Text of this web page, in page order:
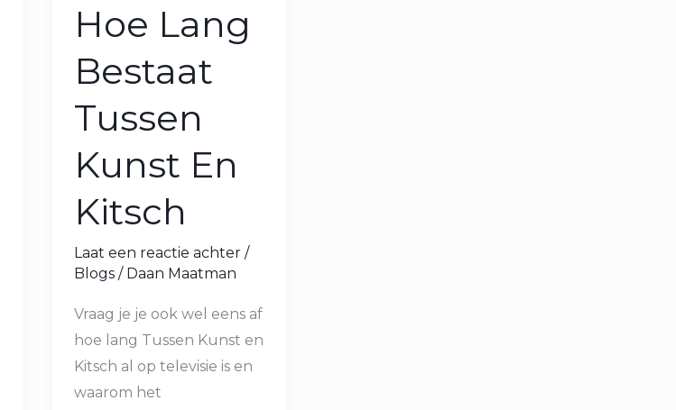
Hoe Lang
Bestaat
Tussen
Kunst En
Kitsch
Laat een reactie achter /
Blogs / Daan Maatman
Vraag je je ook wel eens af
hoe lang Tussen Kunst en
Kitsch al op televisie is en
waarom het